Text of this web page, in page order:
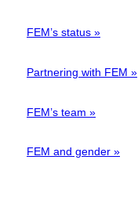
FEM’s status »
Partnering with FEM »
FEM’s team »
FEM and gender »